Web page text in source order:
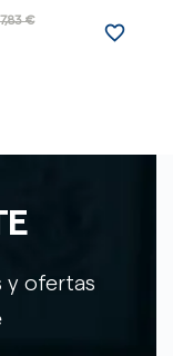
7,83 €
favorite_border
y ofertas